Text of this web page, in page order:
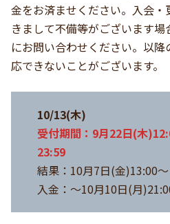
金をお済ませください。入会
きまして不備等がございます場
にお問い合わせください。以
応できないことがございます。
10/13(木)
受付期間：9月22日(木
23:59
結果：10月7日(金)13:00～
入金：～10月10日(月